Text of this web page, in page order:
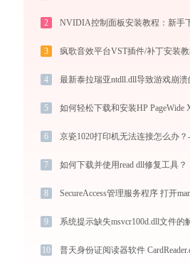
2 NVIDIA控制面板安装教程：新手
3
4 最新泰拉瑞亚ntdll.dll导致游戏崩
5
6 京瓷1020打印机无法连接怎么办
7 如何下载并使用read dll修复工具？
8
9 系统提示缺失msvcr100d.dll文件的
10